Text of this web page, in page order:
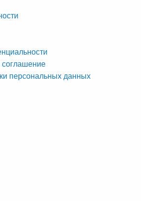
соглашение
персональных данных